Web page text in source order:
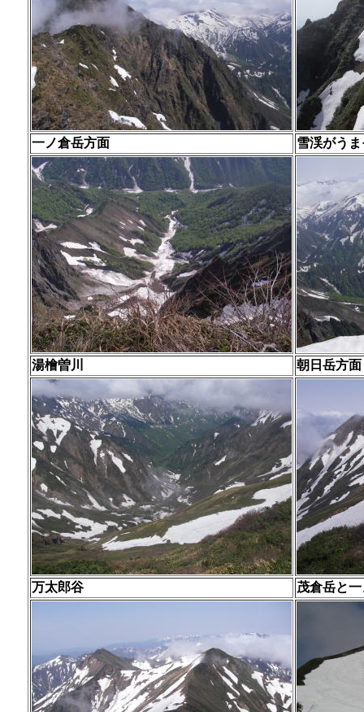
一ノ倉岳方面 雪渓がう
湯檜曽川 朝日岳方面
万太郎谷 茂倉岳と